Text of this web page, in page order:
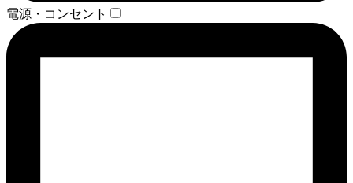
電源・コンセント